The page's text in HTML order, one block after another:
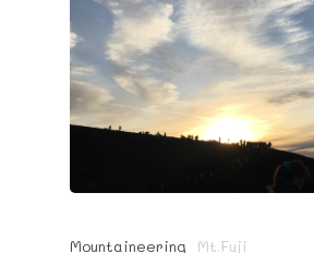
Mountaineering Mt.Fuji